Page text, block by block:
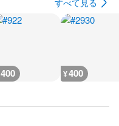
400 ¥400